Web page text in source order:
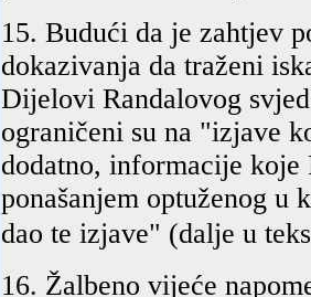
15. Budući da je zahtjev
dokazivanja da traženi
Dijelovi Randalovog
ograničeni su na "izjave
dodatno, informacije koje
ponašanjem optuženog u
dao te izjave" (dalje u
16. Žalbeno vijeće